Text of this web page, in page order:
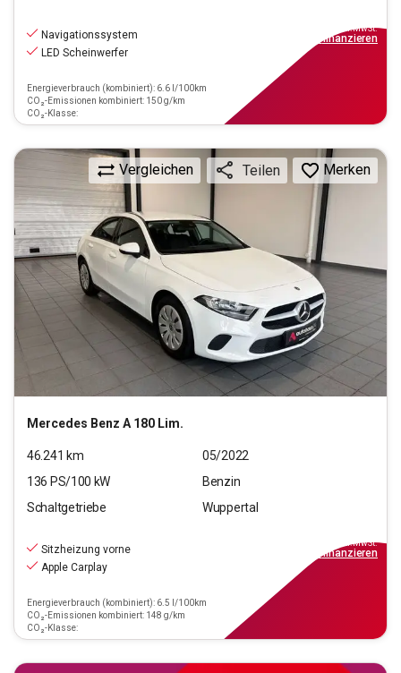
Navigationssystem
LED Scheinwerfer
Energieverbrauch (kombiniert): 6.6 l/100km
CO₂-Emissionen kombiniert: 150 g/km
CO₂-Klasse:
inkl.MwSt.
finanzieren
Mercedes Benz A 180 Lim.
Vergleichen Teilen Merken
46.241 km
05/2022
136 PS/100 kW
Benzin
Schaltgetriebe
Wuppertal
Sitzheizung vorne
Apple Carplay
Energieverbrauch (kombiniert): 6.5 l/100km
CO₂-Emissionen kombiniert: 148 g/km
CO₂-Klasse:
inkl.MwSt.
finanzieren